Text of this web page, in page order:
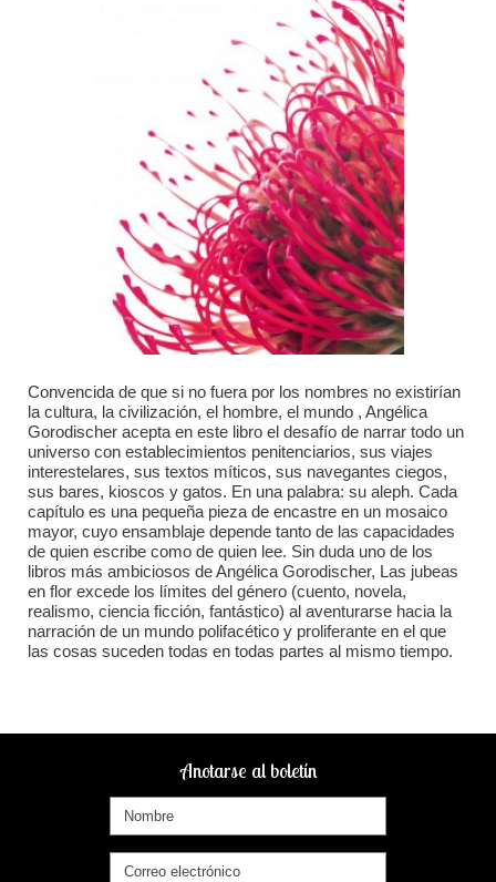
Convencida de que si no fuera por los nombres no existirían
la cultura, la civilización, el hombre, el mundo , Angélica
Gorodischer acepta en este libro el desafío de narrar todo un
universo con establecimientos penitenciarios, sus viajes
interestelares, sus textos míticos, sus navegantes ciegos,
sus bares, kioscos y gatos. En una palabra: su aleph. Cada
capítulo es una pequeña pieza de encastre en un mosaico
mayor, cuyo ensamblaje depende tanto de las capacidades
de quien escribe como de quien lee. Sin duda uno de los
libros más ambiciosos de Angélica Gorodischer, Las jubeas
en flor excede los límites del género (cuento, novela,
realismo, ciencia ficción, fantástico) al aventurarse hacia la
narración de un mundo polifacético y proliferante en el que
las cosas suceden todas en todas partes al mismo tiempo.
Anotarse al boletín